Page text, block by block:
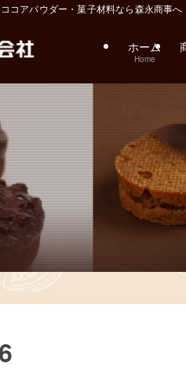
コアパウダー・菓子材料なら森永商事へ
ホーム
Home